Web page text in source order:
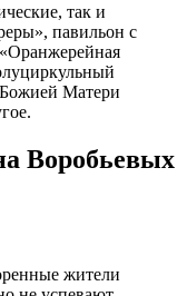
так и
павильон с
Матери
Воробьевых
жители